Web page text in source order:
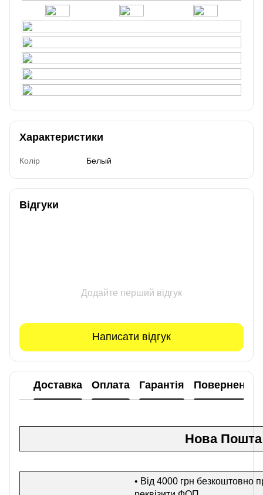
Характеристики
Колір Белый
Відгуки
Додайте перший відгук
Написати відгук
Доставка Оплата Гарантія Повернення
Нова Пошта
• Від 4000 грн безкоштовно